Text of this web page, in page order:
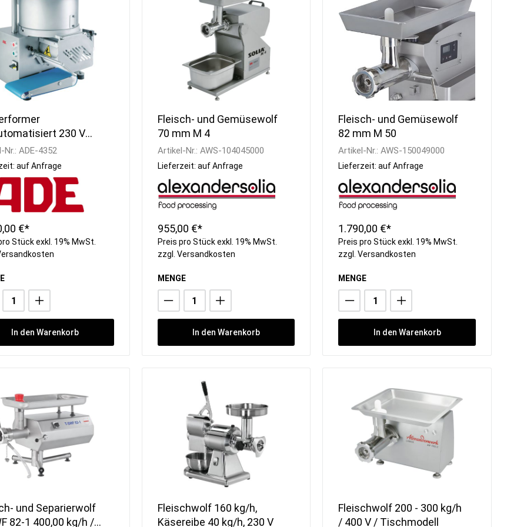
Schnellkühler /
Schockfroster
Eisbereiter
Kühlzellen
Kühlwannen
Handwaschbecken
Wasseraufbereitung
Besteckpoliermaschinen
Gläserpoliermaschinen
Reinigungsmittel
Eis Crusher
Teigknetmaschinen
Teig-Ausrollmaschinen
Nudelmaschinen
Universal
Planeten-Rührmaschinen
Waschvollautomat
Cutter und Blixer
Waagen
FRXSH Mousse Chef
Aufsatzborde
Wandborde
Wärmebrücken
Regale
230 V
230
Nr.: ADE-4352
auf Anfrage
€*
Stück exkl. 19% MwSt.
In den Warenkorb
Fleisch- und Gemüsewolf
70 mm M 4
Artikel-Nr.: AWS-104045000
Lieferzeit: auf Anfrage
955,00 €*
Preis pro Stück exkl. 19% MwSt.
zzgl. Versandkosten
MENGE
In den Warenkorb
Fleisch- und Gemüsewolf
82 mm M 50
Artikel-Nr.:AWS-150049000
Lieferzeit: auf Anfrage
1.790,00 €*
Preis pro Stück exkl. 19% MwSt.
zzgl.Versandkosten
MENGE
In den Warenkorb
und Separierwolf
82-1 400,00 kg/h /
Fleischwolf 160 kg/h,
Käsereibe 40 kg/h, 230 V
Fleischwolf 200 - 300 kg/h
/ 400 V / Tischmodell